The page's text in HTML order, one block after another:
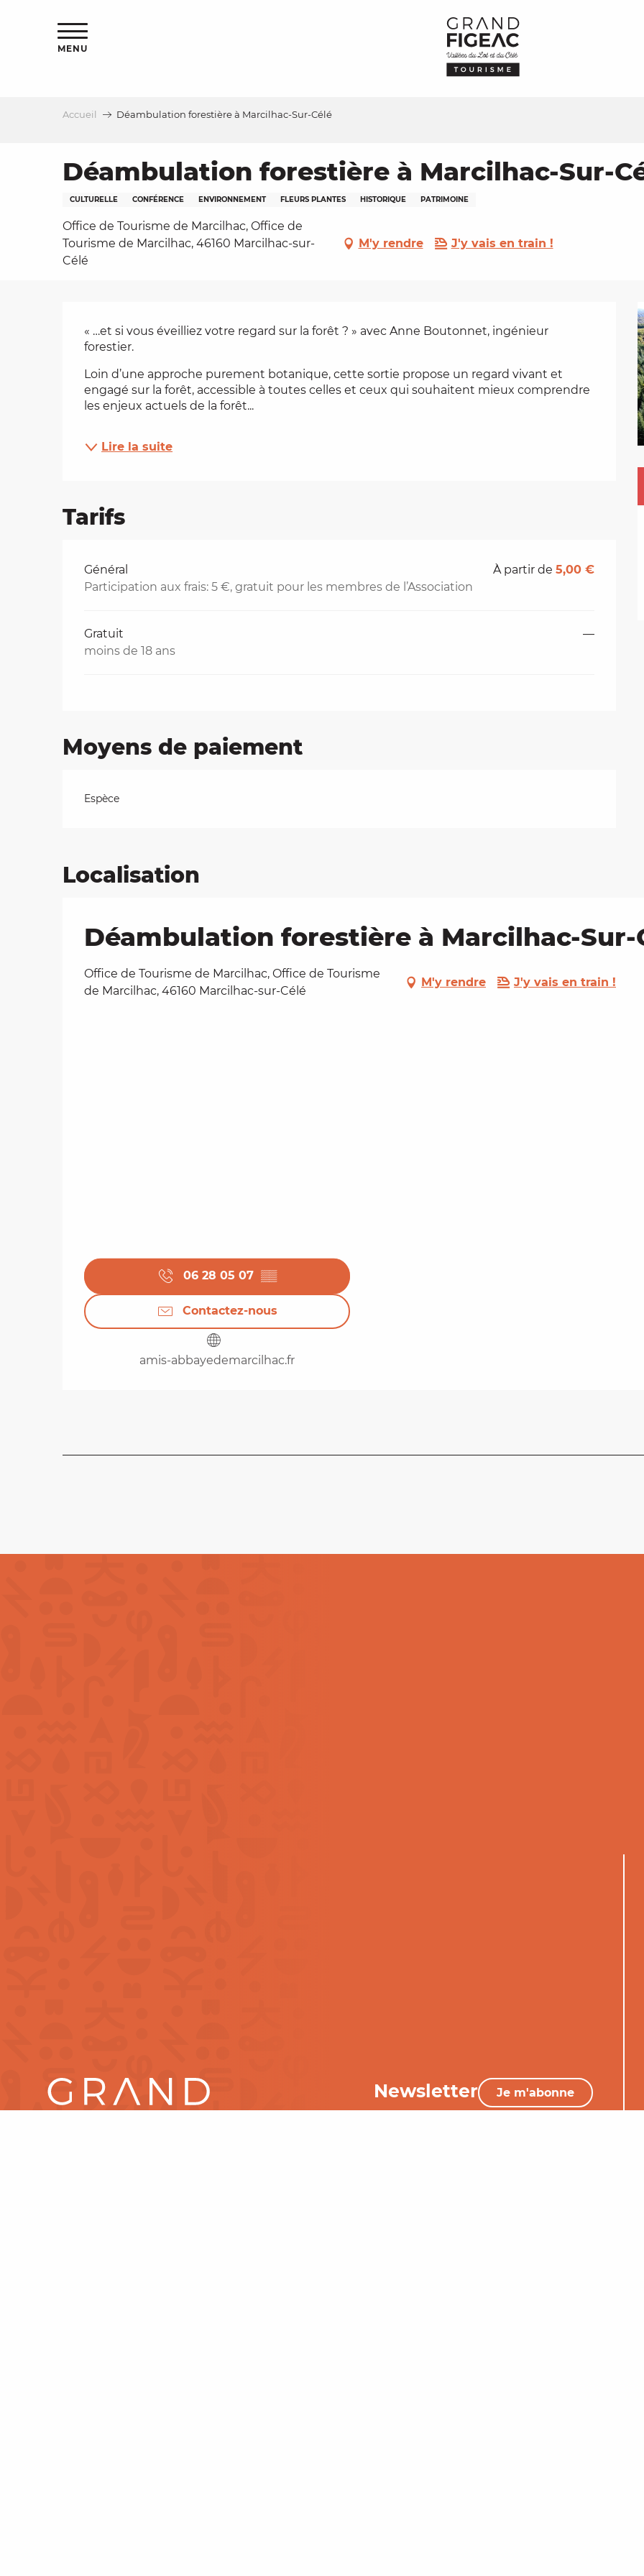
MENU
Accueil Déambulation forestière à Marcilhac-Sur-Célé
Déambulation forestière à Marcilhac-Sur-
CULTURELLE CONFÉRENCE ENVIRONNEMENT FLEURS PLANTES HISTORIQUE PATRIMOINE
Office de Tourisme de Marcilhac, Office de
Tourisme de Marcilhac, 46160 Marcilhac-sur-
Célé
M'y rendre J'y vais en train !
Description
« …et si vous éveilliez votre regard sur la forêt ? » avec Anne Boutonnet, ingénieur
forestier.
Loin d’une approche purement botanique, cette sortie propose un regard vivant et
engagé sur la forêt, accessible à toutes celles et ceux qui souhaitent mieux comprendre
les enjeux actuels de la forêt...
Lire la suite
Tarifs
Tarifs 2026
Général
Participation aux frais: 5 €, gratuit pour les membres de l’Association
À partir de5,00 €
Gratuit
moins de 18 ans
—
Moyens de paiement
Espèce
Localisation
Déambulation forestière à Marcilhac-Sur-
Office de Tourisme de Marcilhac, Office de Tourisme
de Marcilhac, 46160 Marcilhac-sur-Célé
M'y rendre J'y vais en train !
06 28 05 07 ▒▒
Contactez-nous
amis-abbayedemarcilhac.fr
Newsletter Je m'abonne